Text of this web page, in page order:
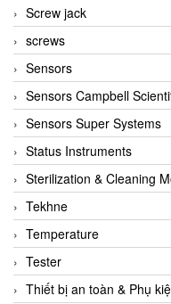
BUSCHJOST
Calectro
Campbell Scientific
Canneed Vietnam
Cantoni
CAPS
CAREL Parts
CCS
CD Automation
CEAG Sicherheitst
CEIA Vietnam
Screw jack
screws
Sensors
Sensors Campbell
Sensors Super Systems
Status Instruments
Sterilization & Cleaning
Tekhne
Temperature
Tester
Thiết bị an toàn & Phụ